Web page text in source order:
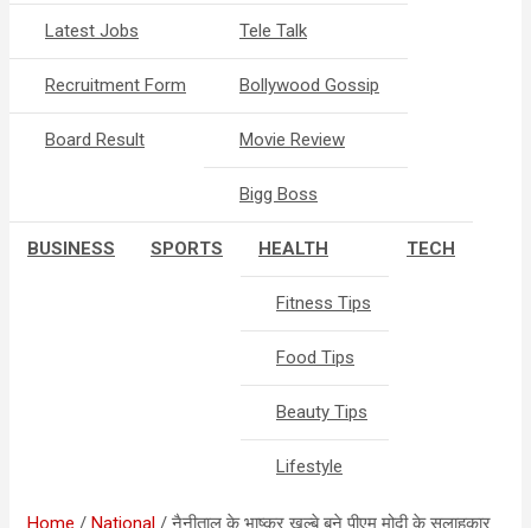
Latest Jobs
Recruitment Form
Board Result
Tele Talk
Bollywood Gossip
Movie Review
Bigg Boss
BUSINESS SPORTS HEALTH
Fitness Tips
Food Tips
Beauty Tips
Lifestyle
TECH
Home National नैनीताल के भाष्कर खुल्‍बे बने पीएम मोदी के सलाहकार